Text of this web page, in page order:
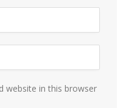
website in this browser